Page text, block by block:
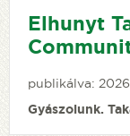
Elhunyt
publikálva:
Gyászolunk.